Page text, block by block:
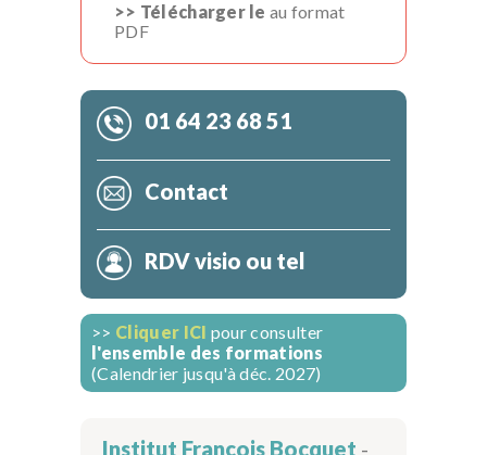
>> Télécharger le au format
PDF
01 64 23 68 51
Contact
RDV visio ou tel
>> Cliquer ICI pour consulter
l'ensemble des formations
(Calendrier jusqu'à déc. 2027)
Institut François Bocquet -